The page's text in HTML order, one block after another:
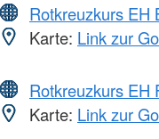
Rotkreuzkurs EH
Karte: Link zur
Rotkreuzkurs EH
Karte: Link zur